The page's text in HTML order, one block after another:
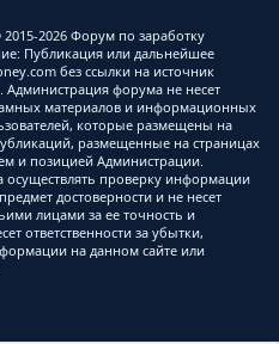
2026 Форум по заработку
Публикация или дальнейшее
без ссылки на источник
Администрация форума не несет
материалов и информационных
которые размещены на
размещенные на страницах
и позицией Администрации.
осуществлять проверку информации
достоверности и не несет
лицами за ее точность и
ответственности за убытки,
на данном сайте или